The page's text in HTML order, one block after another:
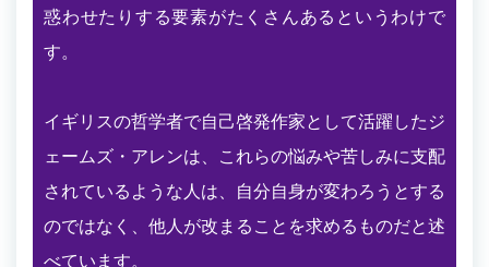
惑わせたりする要素がたくさんあるというわけで
す。
イギリスの哲学者で自己啓発作家として活躍したジ
ェームズ・アレンは、これらの悩みや苦しみに支配
されているような人は、自分自身が変わろうとする
のではなく、他人が改まることを求めるものだと述
べています。